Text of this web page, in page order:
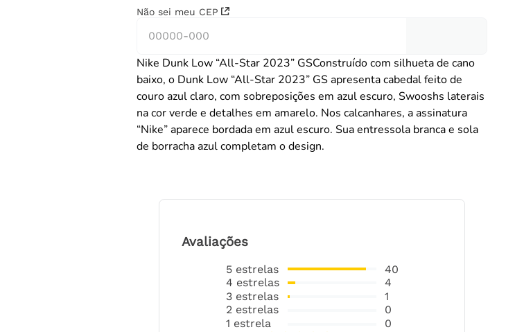
Não sei meu CEP
Nike Dunk Low “All-Star 2023” GSConstruído com silhueta de cano
baixo, o Dunk Low “All-Star 2023” GS apresenta cabedal feito de
couro azul claro, com sobreposições em azul escuro, Swooshs laterais
na cor verde e detalhes em amarelo. Nos calcanhares, a assinatura
“Nike” aparece bordada em azul escuro. Sua entressola branca e sola
de borracha azul completam o design.
Avaliações
5 estrelas
4 estrelas
3 estrelas
2 estrelas
1 estrela
40
4
1
0
0